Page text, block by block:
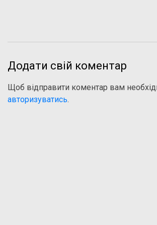
Додати свій коментар
Щоб відправити коментар вам
авторизуватись.